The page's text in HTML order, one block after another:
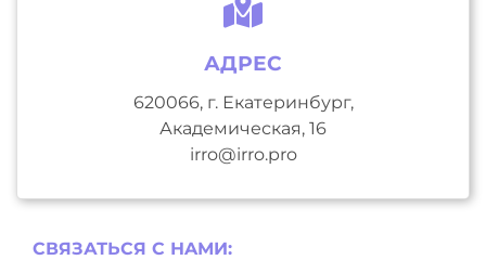
АДРЕС
620066, г. Екатеринбург,
Академическая, 16
irro@irro.pro
СВЯЗАТЬСЯ С НAМИ: